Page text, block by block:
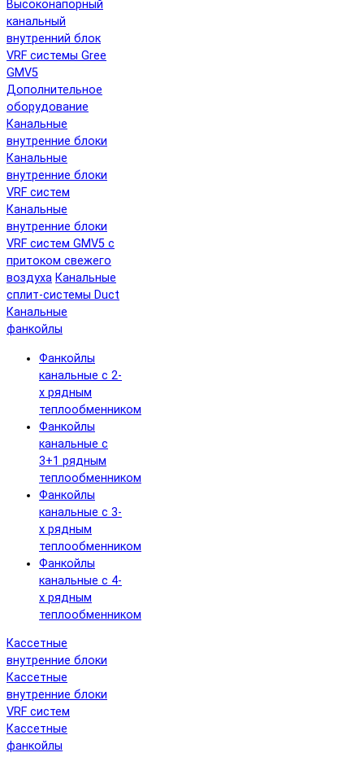
Высоконапорный
канальный
внутренний блок
VRF системы Gree
GMV5
Дополнительное
оборудование
Канальные
внутренние блоки
Канальные
внутренние блоки
VRF систем
Канальные
внутренние блоки
VRF систем GMV5 с
притоком свежего
воздуха Канальные
сплит-системы Duct
Канальные
фанкойлы
Фанкойлы
канальные с 2-
х рядным
теплообменником
Фанкойлы
канальные с
3+1 рядным
теплообменником
Фанкойлы
канальные с 3-
х рядным
теплообменником
Фанкойлы
канальные с 4-
х рядным
теплообменником
Кассетные
внутренние блоки
Кассетные
внутренние блоки
VRF систем
Кассетные
фанкойлы